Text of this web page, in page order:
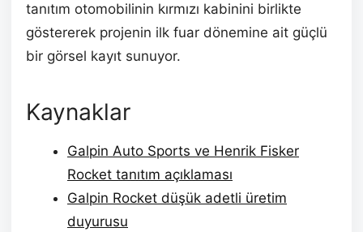
tanıtım otomobilinin kırmızı kabinini birlikte
göstererek projenin ilk fuar dönemine ait güçlü
bir görsel kayıt sunuyor.
Kaynaklar
Galpin Auto Sports ve Henrik Fisker
Rocket tanıtım açıklaması
Galpin Rocket düşük adetli üretim
duyurusu